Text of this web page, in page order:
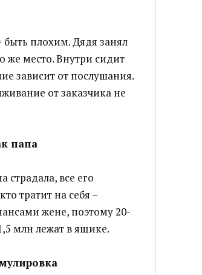
плохим. Дядя занял
же место. Внутри сидит
зависит от послушания.
от заказчика не
папа
страдала, все его
тратит на себя –
жене, поэтому 20-
млн лежат в ящике.